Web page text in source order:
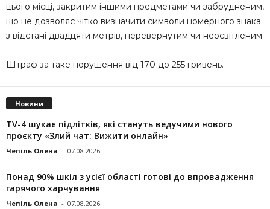
цього місці, закритим іншими предметами чи забрудненим,
що не дозволяє чітко визначити символи номерного знака
з відстані двадцяти метрів, перевернутим чи неосвітленим.
Штраф за таке порушення від 170 до 255 гривень.
Новини
TV-4 шукає підлітків, які стануть ведучими нового
проєкту «Злий чат: Вижити онлайн»
Чепіль Олена - 07.08.2026
Понад 90% шкіл з усієї області готові до впровадження
гарячого харчування
Чепіль Олена - 07.08.2026